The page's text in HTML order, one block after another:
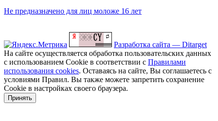
Не предназначено для лиц моложе 16 лет
Разработка сайта — Ditarget
На сайте осуществляется обработка пользовательских данных
с использованием Cookie в соответствии с Правилами
использования cookies. Оставаясь на сайте, Вы соглашаетесь с
условиями Правил. Вы также можете запретить сохранение
Cookie в настройках своего браузера.
Принять